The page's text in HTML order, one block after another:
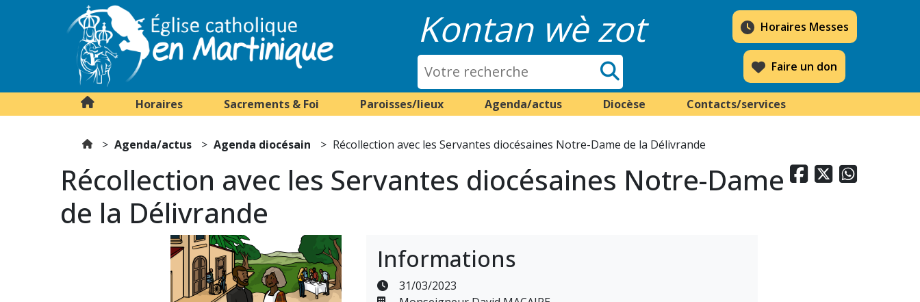
Kontan wè zot Horaires Messes
Faire un don
Horaires Sacrements & Foi Paroisses/lieux Agenda/actus Diocèse Contacts/services
Agenda/actus Agenda diocésain Récollection avec les Servantes diocésaines Notre-Dame de la Délivrande
  
Récollection avec les Servantes diocésaines Notre-Dame
de la Délivrande
Informations
31/03/2023